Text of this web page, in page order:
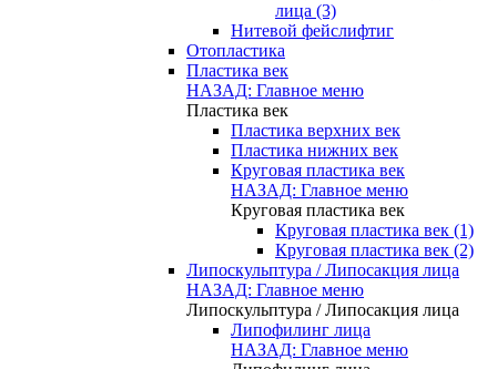
лица (3)
Нитевой фейслифтиг
Отопластика
Пластика век
НАЗАД: Главное меню
Пластика век
Пластика верхних век
Пластика нижних век
Круговая пластика век
НАЗАД: Главное меню
Круговая пластика век
Круговая пластика век (1)
Круговая пластика век (2)
Липоскульптура / Липосакция лица
НАЗАД: Главное меню
Липоскульптура / Липосакция лица
Липофилинг лица
НАЗАД: Главное меню